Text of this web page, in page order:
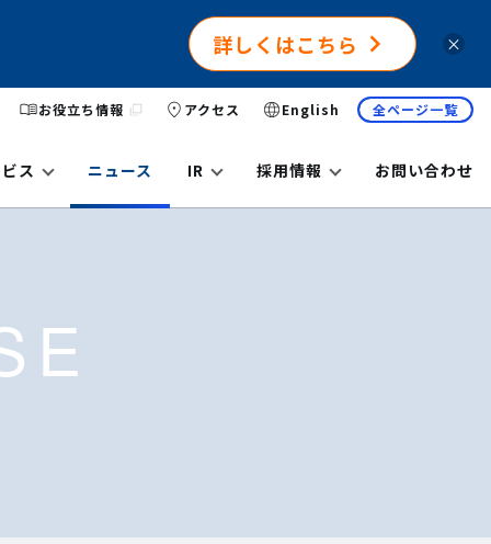
詳しくはこちら ×
お役立ち情報 アクセス English 全ページ一覧
ス ニュース IR 採用情報 お問い合わせ